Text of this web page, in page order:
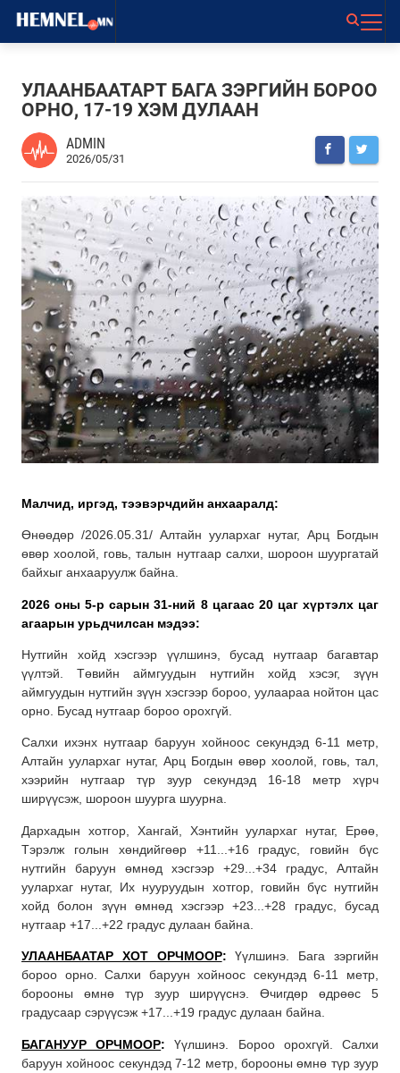
УЛААНБААТАРТ БАГА ЗЭРГИЙН БОРОО
ОРНО, 17-19 ХЭМ ДУЛААН
ADMIN
2026/05/31
Малчид, иргэд, тээвэрчдийн анхааралд:
Өнөөдөр /2026.05.31/ Алтайн уулархаг нутаг, Арц Богдын
өвөр хоолой, говь, талын нутгаар салхи, шороон шуургатай
байхыг анхааруулж байна.
2026 оны 5-р сарын 31-ний 8 цагаас 20 цаг хүртэлх цаг
агаарын урьдчилсан мэдээ:
Нутгийн хойд хэсгээр үүлшинэ, бусад нутгаар багавтар
үүлтэй. Төвийн аймгуудын нутгийн хойд хэсэг, зүүн
аймгуудын нутгийн зүүн хэсгээр бороо, уулаараа нойтон цас
орно. Бусад нутгаар бороо орохгүй.
Салхи ихэнх нутгаар баруун хойноос секундэд 6-11 метр,
Алтайн уулархаг нутаг, Арц Богдын өвөр хоолой, говь, тал,
хээрийн нутгаар түр зуур секундэд 16-18 метр хүрч
ширүүсэж, шороон шуурга шуурна.
Дархадын хотгор, Хангай, Хэнтийн уулархаг нутаг, Ерөө,
Тэрэлж голын хөндийгөөр +11...+16 градус, говийн бүс
нутгийн баруун өмнөд хэсгээр +29...+34 градус, Алтайн
уулархаг нутаг, Их нууруудын хотгор, говийн бүс нутгийн
хойд болон зүүн өмнөд хэсгээр +23...+28 градус, бусад
нутгаар +17...+22 градус дулаан байна.
УЛААНБААТАР ХОТ ОРЧМООР:Үүлшинэ. Бага зэргийн
бороо орно. Салхи баруун хойноос секундэд 6-11 метр,
борооны өмнө түр зуур ширүүснэ. Өчигдөр өдрөөс 5
градусаар сэрүүсэж +17...+19 градус дулаан байна.
БАГАНУУР ОРЧМООР:Үүлшинэ. Бороо орохгүй. Салхи
баруун хойноос секундэд 7-12 метр, борооны өмнө түр зуур